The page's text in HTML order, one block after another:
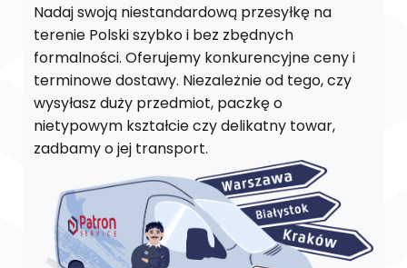
Nadaj swoją niestandardową przesyłkę na
terenie Polski szybko i bez zbędnych
formalności. Oferujemy konkurencyjne ceny i
terminowe dostawy. Niezależnie od tego, czy
wysyłasz duży przedmiot, paczkę o
nietypowym kształcie czy delikatny towar,
zadbamy o jej transport.